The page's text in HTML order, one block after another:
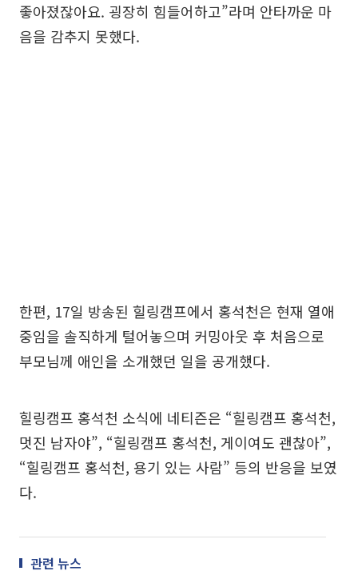
좋아졌잖아요. 굉장히 힘들어하고”라며 안타까운 마
음을 감추지 못했다.
한편, 17일 방송된 힐링캠프에서 홍석천은 현재 열애
중임을 솔직하게 털어놓으며 커밍아웃 후 처음으로
부모님께 애인을 소개했던 일을 공개했다.
힐링캠프 홍석천 소식에 네티즌은 “힐링캠프 홍석천,
멋진 남자야”, “힐링캠프 홍석천, 게이여도 괜찮아”,
“힐링캠프 홍석천, 용기 있는 사람” 등의 반응을 보였
다.
관련 뉴스